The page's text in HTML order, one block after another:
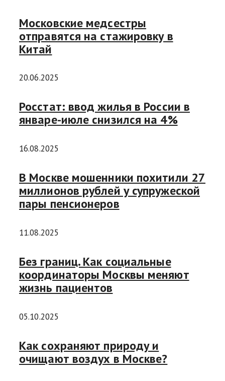
Московские медсестры
отправятся на стажировку в
Китай
20.06.2025
Росстат: ввод жилья в России в
январе-июле снизился на 4%
16.08.2025
В Москве мошенники похитили 27
миллионов рублей у супружеской
пары пенсионеров
11.08.2025
Без границ. Как социальные
координаторы Москвы меняют
жизнь пациентов
05.10.2025
Как сохраняют природу и
очищают воздух в Москве?